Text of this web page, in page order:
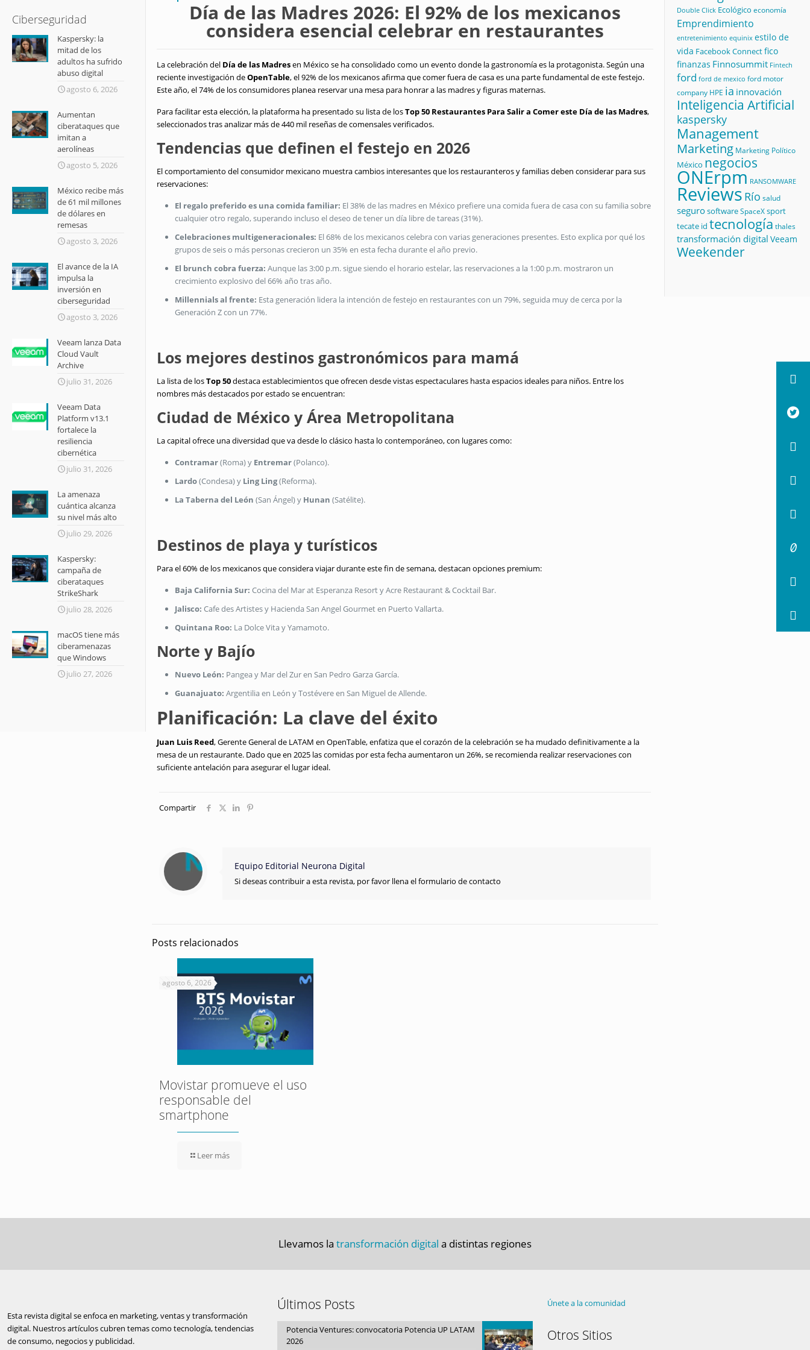
Día de las Madres 2026: El 92% de los mexicanos
considera esencial celebrar en restaurantes
La celebración del Día de las Madresen México se ha consolidado como un evento donde la gastronomía es la protagonista.Según una
reciente investigación deOpenTable, el 92% de los mexicanos afirma que comer fuera de casa es una parte fundamental de este festejo.
Este año, el 74% de los consumidores planea reservar una mesa para honrar a las madres y figuras maternas.
Para facilitar esta elección, la plataforma ha presentado su lista de losTop 50 Restaurantes Para Salir a Comer este Día de las Madres,
seleccionados tras analizar más de 440 mil reseñas de comensales verificados.
Tendencias que definen el festejo en 2026
El comportamiento del consumidor mexicano muestra cambios interesantes que los restauranteros y familias deben considerar para sus
reservaciones:
El regalo preferido es una comida familiar: El 38% de las madres en México prefiere una comida fuera de casa con su familia sobre
cualquier otro regalo, superando incluso el deseo de tener un día libre de tareas (31%).
Celebraciones multigeneracionales: El 68% de los mexicanos celebra con varias generaciones presentes. Esto explica por qué los
grupos de seis o más personas crecieron un 35% en esta fecha durante el año previo.
El brunch cobra fuerza: Aunque las 3:00 p.m. sigue siendo el horario estelar, las reservaciones a la 1:00 p.m. mostraron un
crecimiento explosivo del 66% año tras año.
Millennials al frente: Esta generación lidera la intención de festejo en restaurantes con un 79%, seguida muy de cerca por la
Generación Z con un 77%.
Los mejores destinos gastronómicos para mamá
La lista de losTop 50destaca establecimientos que ofrecen desde vistas espectaculares hasta espacios ideales para niños. Entre los
nombres más destacados por estado se encuentran:
Ciudad de México y Área Metropolitana
La capital ofrece una diversidad que va desde lo clásico hasta lo contemporáneo, con lugares como:
Contramar(Roma) y Entremar(Polanco).
Lardo(Condesa) y Ling Ling(Reforma).
La Taberna del León (San Ángel) y Hunan (Satélite).
Destinos de playa y turísticos
Para el 60% de los mexicanos que considera viajar durante este fin de semana, destacan opciones premium:
Baja California Sur: Cocina del Mar at Esperanza Resort y Acre Restaurant & Cocktail Bar.
Jalisco: Cafe des Artistes y Hacienda San Angel Gourmet en Puerto Vallarta.
Quintana Roo: La Dolce Vita y Yamamoto.
Norte y Bajío
Nuevo León: Pangea y Mar del Zur en San Pedro Garza García.
Guanajuato: Argentilia en León y Tostévere en San Miguel de Allende.
Planificación: La clave del éxito
Juan Luis Reed, Gerente General de LATAM en OpenTable, enfatiza que el corazón de la celebración se ha mudado definitivamente a la
mesa de un restaurante. Dado que en 2025 las comidas por esta fecha aumentaron un 26%, se recomienda realizar reservaciones con
suficiente antelación para asegurar el lugar ideal.
Compartir
Equipo Editorial Neurona Digital
Si deseas contribuir a esta revista, por favor llena el formulario de contacto
Posts relacionados
agosto 6, 2026
Movistar promueve el uso
responsable del
smartphone
Leer más
Ciberseguridad
Kaspersky: la
mitad de los
adultos ha sufrido
abuso digital
agosto 6, 2026
Aumentan
ciberataques que
imitan a
aerolíneas
agosto 5, 2026
México recibe más
de 61 mil millones
de dólares en
remesas
agosto 3, 2026
El avance de la IA
impulsa la
inversión en
ciberseguridad
agosto 3, 2026
Veeam lanza Data
Cloud Vault
Archive
julio 31, 2026
Veeam Data
Platform v13.1
fortalece la
resiliencia
cibernética
julio 31, 2026
La amenaza
cuántica alcanza
su nivel más alto
julio 29, 2026
Kaspersky:
campaña de
ciberataques
StrikeShark
julio 28, 2026
macOS tiene más
ciberamenazas
que Windows
julio 27, 2026
Double Click Ecológico economía
Emprendimiento
entretenimiento equinix estilo de
vida Facebook Connectfico
finanzas Finnosummit Fintech
ford ford de mexico ford motor
company HPE ia innovación
Inteligencia Artificial
kaspersky
Management
Marketing Marketing Político
México negocios
ONErpm RANSOMWARE
Reviews Río salud
segurosoftwareSpaceXsport
tecate id tecnología thales
transformación digital Veeam
Weekender
Llevamos la transformación digital a distintas regiones
Esta revista digital se enfoca en marketing, ventas y transformación
digital. Nuestros artículos cubren temas como tecnología, tendencias
de consumo, negocios y publicidad.
Últimos Posts
Potencia Ventures: convocatoria Potencia UP LATAM
2026
Únete a la comunidad
Otros Sitios